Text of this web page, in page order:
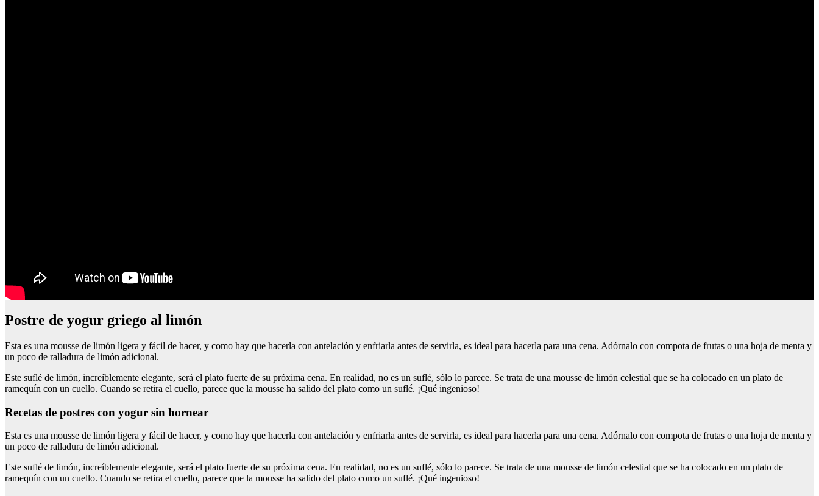
postre de yogur griego al limón
Esta es una mousse de limón ligera y fácil de hacer, y como hay que hacerla con antelación y enfriarla antes de servirla, es ideal para hacerla para una cena. Adórnalo con compota de frutas o una hoja de menta y
un poco de ralladura de limón adicional.
Este suflé de limón, increíblemente elegante, será el plato fuerte de su próxima cena. En realidad, no es un suflé, sólo lo parece. Se trata de una mousse de limón celestial que se ha colocado en un plato de
ramequín con un cuello. Cuando se retira el cuello, parece que la mousse ha salido del plato como un suflé. ¡Qué ingenioso!
recetas de postres con yogur sin hornear
Esta es una mousse de limón ligera y fácil de hacer, y como hay que hacerla con antelación y enfriarla antes de servirla, es ideal para hacerla para una cena. Adórnalo con compota de frutas o una hoja de menta y
un poco de ralladura de limón adicional.
Este suflé de limón, increíblemente elegante, será el plato fuerte de su próxima cena. En realidad, no es un suflé, sólo lo parece. Se trata de una mousse de limón celestial que se ha colocado en un plato de
ramequín con un cuello. Cuando se retira el cuello, parece que la mousse ha salido del plato como un suflé. ¡Qué ingenioso!